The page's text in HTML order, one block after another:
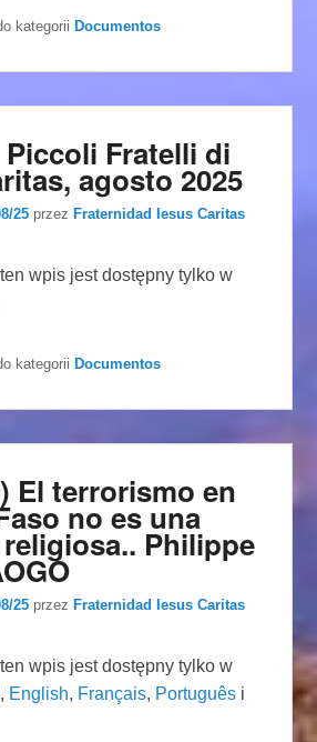
kategorii Documentos
Fratelli di
agosto 2025
25 przez Fraternidad Iesus Caritas
wpis jest dostępny tylko w
kategorii Documentos
El terrorismo en
no es una
Philippe
25 przez Fraternidad Iesus Caritas
wpis jest dostępny tylko w
, English, Français, Português i